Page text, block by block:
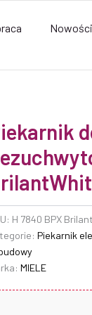
Nowości
H 7840 BPX
Piekarnik
MIELE